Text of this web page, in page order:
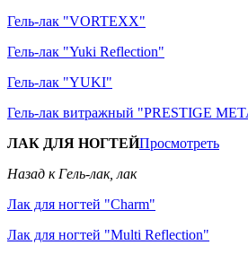
Гель-лак "VORTEXX"
Гель-лак "Yuki Reflection"
Гель-лак "YUKI"
Гель-лак витражный "PRESTIGE
ЛАК ДЛЯ НОГТЕЙПросмотреть
Назад к Гель-лак, лак
Лак для ногтей "Charm"
Лак для ногтей "Multi Reflection"